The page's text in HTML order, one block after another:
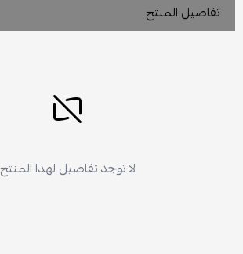
تفاصيل المنتج
لا توجد تفاصيل لهذا المنتج